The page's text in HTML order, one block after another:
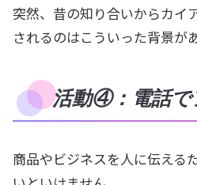
突然、昔の知り合いからカイ
されるのはこういった背景が
活動④：電話で
商品やビジネスを人に伝える